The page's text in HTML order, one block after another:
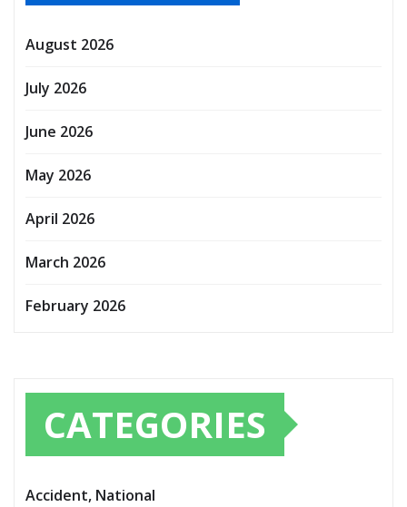
August 2026
July 2026
June 2026
May 2026
April 2026
March 2026
February 2026
CATEGORIES
Accident, National